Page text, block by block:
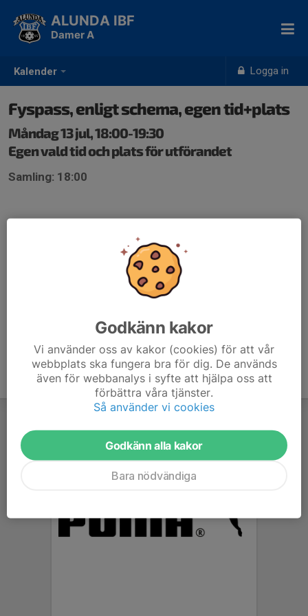
Kalender Logga in
ALUNDA IBF
Damer A
Fyspass, enligt schema, egen tid+plats
Måndag 13 jul, 18:00-19:30
Egen vald tid och plats för utförandet
Samling: 18:00
Godkänn kakor
Vi använder oss av kakor (cookies) för att vår
webbplats ska fungera bra för dig. De används
även för webbanalys i syfte att hjälpa oss att
förbättra våra tjänster.
Så använder vi cookies
Godkänn alla kakor
Bara nödvändiga